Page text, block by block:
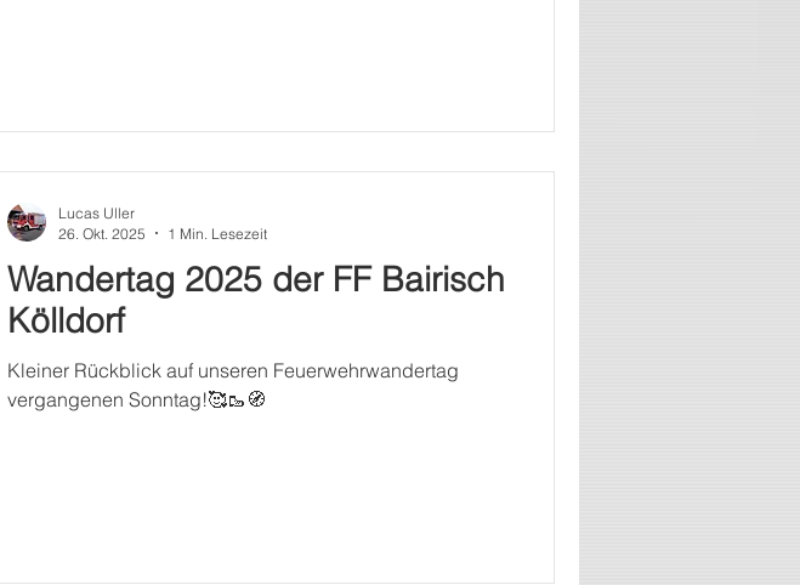
Wandertag 2025 der FF Bairisch
Kölldorf
Kleiner Rückblick auf unseren Feuerwehrwandertag
vergangenen Sonntag!🥰🥾🧭
Lucas Uller
26. Okt. 2025
1 Min. Lesezeit